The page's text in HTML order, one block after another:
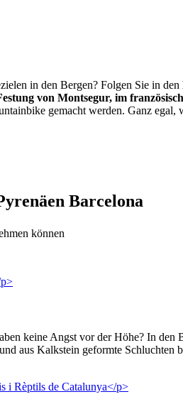
in den Bergen? Folgen Sie in den
von Montsegur, im
gemacht werden. Ganz egal,
Barcelona
können
keine Angst vor der Höhe? In den
aus Kalkstein geformte